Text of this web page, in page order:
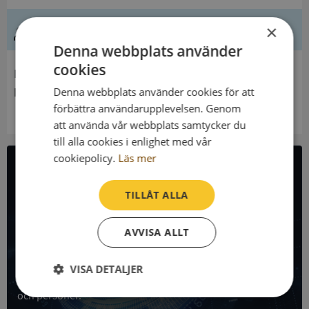
Innehavare
Nils Lundgrens Familjestiftelse
All företagsdata i API
Få all denna företagsinformation i Syna API
Syna API är ett blixtsnabbt API där du kan hämta
registrerade företagsuppgifter, betalningsanmärkningar,
skatteuppgifter och mycket mer på alla Sveriges företag
och personer.
×
Denna webbplats använder
cookies
Denna webbplats använder cookies för att
förbättra användarupplevelsen. Genom
att använda vår webbplats samtycker du
till alla cookies i enlighet med vår
cookiepolicy. Läs mer
TILLÅT ALLA
AVVISA ALLT
VISA DETALJER
Strikt
Prestanda Inriktning